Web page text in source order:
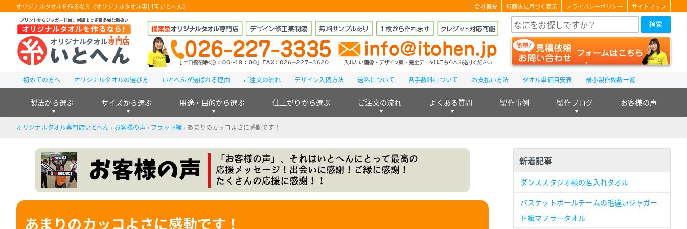
オリジナルタオルを作るなら《オリジナルタオル専門店 いとへん》 会社概要 特商法に基づく表示 プライバシーポリシー サイトマップ
検索
初めての方へ オリジナルタオルの選び方 いとへんが選ばれる理由 ご注文の流れ デザイン入稿方法 送料について 各手数料について お支払い方法 タオル単価目安表 最小製作枚数一覧
製法から選ぶ サイズから選ぶ 用途・目的から選ぶ 仕上がりから選ぶ ご注文の流れ よくある質問 製作事例 製作ブログ お客様の声
オリジナルタオル専門店いとへん › お客様の声 › フラット織 › あまりのカッコよさに感動です！
あまりのカッコよさに感動です！
新着記事
ダンススタジオ様の名入れタオル
バスケットボールチームの毛違いジャガー
ド織マフラータオル